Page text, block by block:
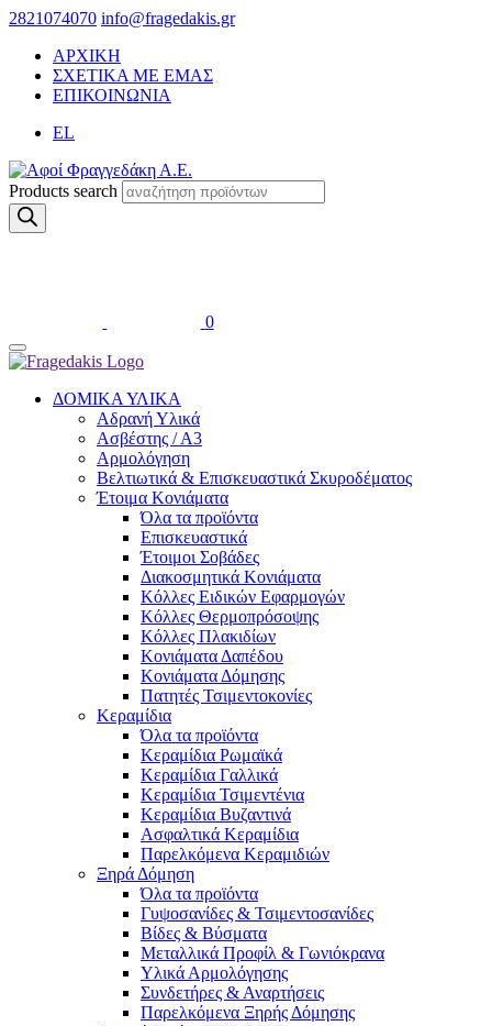
2821074070 info@fragedakis.gr
ΑΡΧΙΚΗ
ΣΧΕΤΙΚΑ ΜΕ ΕΜΑΣ
ΕΠΙΚΟΙΝΩΝΙΑ
EL
Products search
0
ΔΟΜΙΚΑ ΥΛΙΚΑ
Αδρανή Υλικά
Ασβέστης / Α3
Αρμολόγηση
Βελτιωτικά & Επισκευαστικά Σκυροδέματος
Έτοιμα Κονιάματα
Όλα τα προϊόντα
Επισκευαστικά
Έτοιμοι Σοβάδες
Διακοσμητικά Κονιάματα
Κόλλες Ειδικών Εφαρμογών
Κόλλες Θερμοπρόσοψης
Κόλλες Πλακιδίων
Κονιάματα Δαπέδου
Κονιάματα Δόμησης
Πατητές Τσιμεντοκονίες
Κεραμίδια
Όλα τα προϊόντα
Κεραμίδια Ρωμαϊκά
Κεραμίδια Γαλλικά
Κεραμίδια Τσιμεντένια
Κεραμίδια Βυζαντινά
Ασφαλτικά Κεραμίδια
Παρελκόμενα Κεραμιδιών
Ξηρά Δόμηση
Όλα τα προϊόντα
Γυψοσανίδες & Τσιμεντοσανίδες
Βίδες & Βύσματα
Μεταλλικά Προφίλ & Γωνιόκρανα
Υλικά Αρμολόγησης
Συνδετήρες & Αναρτήσεις
Παρελκόμενα Ξηρής Δόμησης